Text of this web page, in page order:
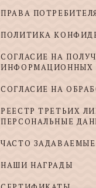
ПРАВА
ПОЛИТИКА
СОГЛАСИЕ НА
ИНФОРМАЦИОННЫХ
СОГЛАСИЕ НА
РЕЕСТР ТРЕТЬИХ
ПЕРСОНАЛЬНЫЕ
ЧАСТО
НАШИ НАГРАДЫ